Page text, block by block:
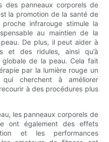
des panneaux corporels de
la promotion de la santé de
infrarouge stimule la
au maintien de la
De plus, il peut aider à
et des ridules, ainsi qu’à
de la peau. Cela fait
par la lumière rouge un
cherchent à améliorer
à des procédures plus
les panneaux corporels de
ont également des effets
et les performances